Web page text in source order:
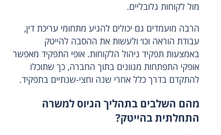
מול לקוחות גלובליים.
הרבה מועמדים גם יכולים להגיע מתחומי עריכת דין,
עבודת הוראה וכו׳ ולעשות את ההסבה להייטק
באמצעות תפקיד ניהול הלקוחות. אופי התפקיד מאפשר
אופקי התפתחות מגוונים בתוך החברה, כך שתוכלו
להתקדם בדרך כלל אחרי שנה וחצי-שנתיים בתפקיד.
מהם השלבים בתהליך הגיוס למשרה
התחלתית בהייטק?